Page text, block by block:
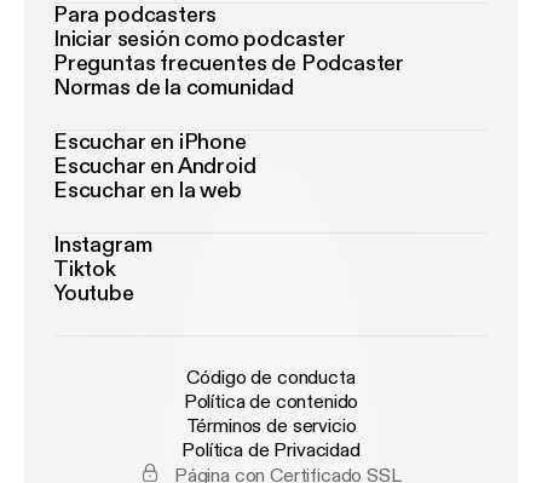
Para podcasters
Iniciar sesión como podcaster
Preguntas frecuentes de Podcaster
Normas de la comunidad
Escuchar en iPhone
Escuchar en Android
Escuchar en la web
Instagram
Tiktok
Youtube
Código de conducta
Política de contenido
Términos de servicio
Política de Privacidad
Página con Certificado SSL